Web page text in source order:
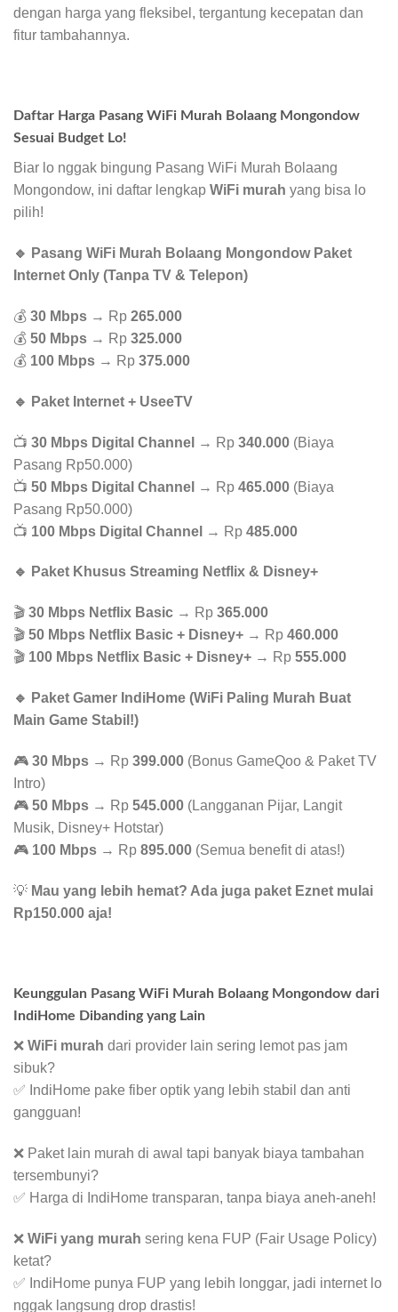
dengan harga yang fleksibel, tergantung kecepatan dan
fitur tambahannya.
Daftar Harga Pasang WiFi Murah Bolaang Mongondow
Sesuai Budget Lo!
Biar lo nggak bingung Pasang WiFi Murah Bolaang
Mongondow, ini daftar lengkap WiFi murah yang bisa lo
pilih!
🔹 Pasang WiFi Murah Bolaang Mongondow Paket
Internet Only (Tanpa TV & Telepon)
💰 30 Mbps → Rp 265.000
💰 50 Mbps → Rp 325.000
💰 100 Mbps → Rp 375.000
🔹 Paket Internet + UseeTV
📺 30 Mbps Digital Channel → Rp 340.000 (Biaya
Pasang Rp50.000)
📺 50 Mbps Digital Channel → Rp 465.000 (Biaya
Pasang Rp50.000)
📺 100 Mbps Digital Channel → Rp 485.000
🔹 Paket Khusus Streaming Netflix & Disney+
🎬 30 Mbps Netflix Basic → Rp 365.000
🎬 50 Mbps Netflix Basic + Disney+ → Rp 460.000
🎬 100 Mbps Netflix Basic + Disney+ → Rp 555.000
🔹 Paket Gamer IndiHome (WiFi Paling Murah Buat
Main Game Stabil!)
🎮 30 Mbps → Rp 399.000 (Bonus GameQoo & Paket TV
Intro)
🎮 50 Mbps → Rp 545.000 (Langganan Pijar, Langit
Musik, Disney+ Hotstar)
🎮 100 Mbps → Rp 895.000 (Semua benefit di atas!)
💡 Mau yang lebih hemat? Ada juga paket Eznet mulai
Rp150.000 aja!
Keunggulan Pasang WiFi Murah Bolaang Mongondow dari
IndiHome Dibanding yang Lain
❌ WiFi murah dari provider lain sering lemot pas jam
sibuk?
✅ IndiHome pake fiber optik yang lebih stabil dan anti
gangguan!
❌ Paket lain murah di awal tapi banyak biaya tambahan
tersembunyi?
✅ Harga di IndiHome transparan, tanpa biaya aneh-aneh!
❌ WiFi yang murah sering kena FUP (Fair Usage Policy)
ketat?
✅ IndiHome punya FUP yang lebih longgar, jadi internet lo
nggak langsung drop drastis!